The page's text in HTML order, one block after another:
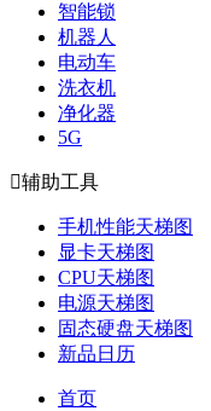
智能锁
机器人
电动车
洗衣机
净化器
5G
辅助工具
手机性能天梯图
显卡天梯图
CPU天梯图
电源天梯图
固态硬盘天梯图
新品日历
首页